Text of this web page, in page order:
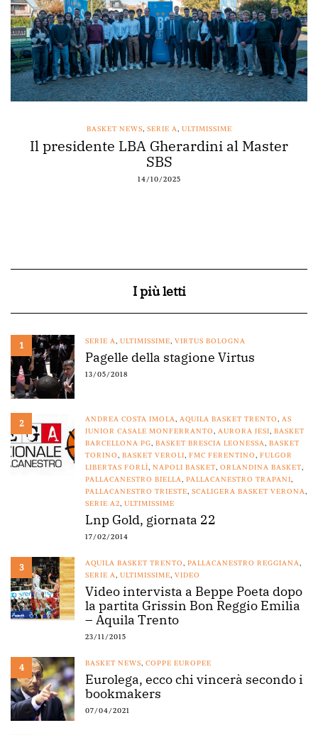
BASKET NEWS, SERIE A, ULTIMISSIME
Il presidente LBA Gherardini al Master
SBS
14/10/2025
I più letti
1 SERIE A, ULTIMISSIME, VIRTUS BOLOGNA
Pagelle della stagione Virtus
13/05/2018
2 ANDREA COSTA IMOLA, AQUILA BASKET TRENTO, AS
JUNIOR CASALE MONFERRANTO, AURORA JESI, BASKET
BARCELLONA PG, BASKET BRESCIA LEONESSA, BASKET
TORINO, BASKET VEROLI, FMC FERENTINO, FULGOR
LIBERTAS FORLÌ, NAPOLI BASKET, ORLANDINA BASKET,
PALLACANESTRO BIELLA, PALLACANESTRO TRAPANI,
PALLACANESTRO TRIESTE, SCALIGERA BASKET VERONA,
SERIE A2, ULTIMISSIME
Lnp Gold, giornata 22
17/02/2014
3 AQUILA BASKET TRENTO, PALLACANESTRO REGGIANA,
SERIE A, ULTIMISSIME, VIDEO
Video intervista a Beppe Poeta dopo
la partita Grissin Bon Reggio Emilia
– Aquila Trento
23/11/2015
4 BASKET NEWS, COPPE EUROPEE
Eurolega, ecco chi vincerà secondo i
bookmakers
07/04/2021